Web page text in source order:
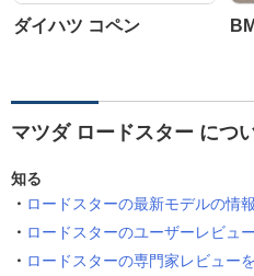
ダイハツ コペン
マツダ ロードスター につ
知る
ロードスターの最新モデルの情
ロードスターのユーザーレビュ
ロードスターの専門家レビュー